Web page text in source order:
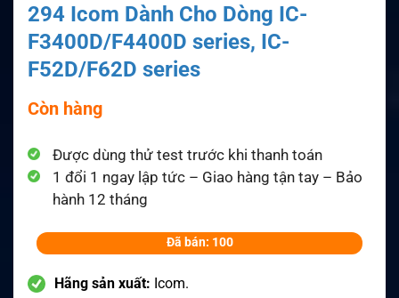
294 Icom Dành Cho Dòng IC-
F3400D/F4400D series, IC-
F52D/F62D series
Còn hàng
Được dùng thử test trước khi thanh toán
1 đổi 1 ngay lập tức – Giao hàng tận tay – Bảo
hành 12 tháng
Đã bán: 100
Hãng sản xuất: Icom.